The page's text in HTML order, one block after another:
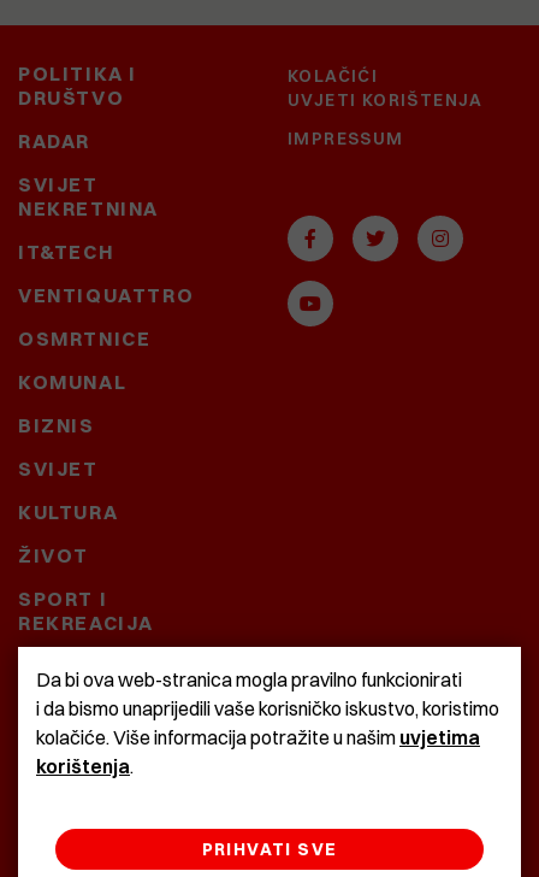
POLITIKA I
DRUŠTVO
RADAR
SVIJET
NEKRETNINA
IT&TECH
VENTIQUATTRO
OSMRTNICE
KOMUNAL
BIZNIS
SVIJET
KULTURA
ŽIVOT
SPORT I
REKREACIJA
CRNA KRONIKA
BAŠTARDINI I PRAVI
KRASNA ZEMLJA
KOLAČIĆI
UVJETI KORIŠTENJA
IMPRESSUM
Da bi ova web-stranica mogla pravilno funkcionirati
i da bismo unaprijedili vaše korisničko iskustvo, koristimo
kolačiće. Više informacija potražite u našim uvjetima
korištenja.
PRIHVATI SVE